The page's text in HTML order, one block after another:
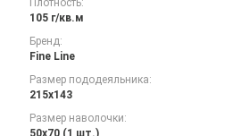
105 г/кв.м
Бренд:
Fine Line
Размер пододеяльника:
215х143
Размер наволочки:
50х70 (1 шт.)